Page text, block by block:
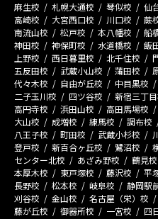
麻生校 札幌大通校 琴似校 仙
高崎校
大宮西口校 川口校 蕨
南流山校
松戸校 本八幡校 船
神田校
神保町校 水道橋校 飯
上野校
西日暮里校 北千住校
五反田校
武蔵小山校 蒲田校
代々木校
自由が丘校 中目黒校
二子玉川校
四ツ谷校 新宿三丁
高円寺校
浜田山校 高田馬場校
大山校
成増校 練馬校 調布校
八王子校
町田校 武蔵小杉校
登戸校
新百合ヶ丘校 鷺沼校
センター北校
あざみ野校 鶴見校
本厚木校
東戸塚校 藤沢校 平
長野校
松本校 岐阜校 静岡駅
刈谷校
金山校 名古屋（栄）校
藤が丘校
御器所校 一宮校 四